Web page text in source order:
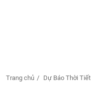
Trang chủ Dự Báo Thời Tiết